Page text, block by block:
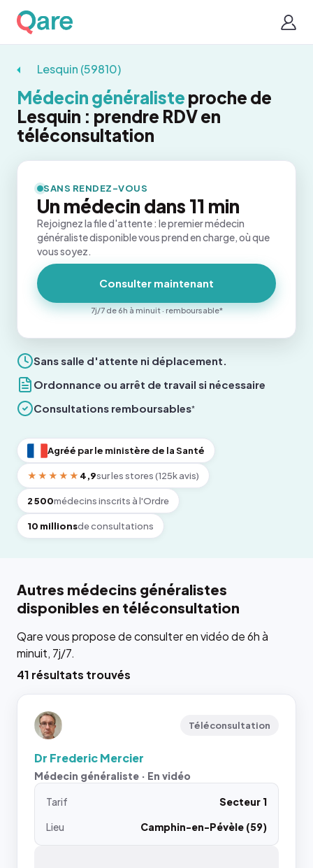
Lesquin (59810)
Médecin généraliste proche de
Lesquin : prendre RDV en
téléconsultation
Sans salle d'attente ni déplacement.
Ordonnance ou arrêt de travail si nécessaire
Consultations remboursables*
Agréé par le ministère de la Santé
★★★★★ 4,9sur les stores (125k avis)
2 500médecins inscrits à l'Ordre
10 millionsde consultations
SANS RENDEZ-VOUS
Un médecin dans 11 min
Rejoignez la file d'attente : le premier médecin
généraliste disponible vous prend en charge, où que
vous soyez.
Consulter maintenant
7j/7 de 6h à minuit · remboursable*
Autres médecins généralistes
disponibles en téléconsultation
Qare vous propose de consulter en vidéo de 6h à
minuit, 7j/7.
41 résultats trouvés
Téléconsultation
Dr Frederic Mercier
Médecin généraliste · En vidéo
Tarif
Secteur 1
Lieu
Camphin-en-Pévèle (59)